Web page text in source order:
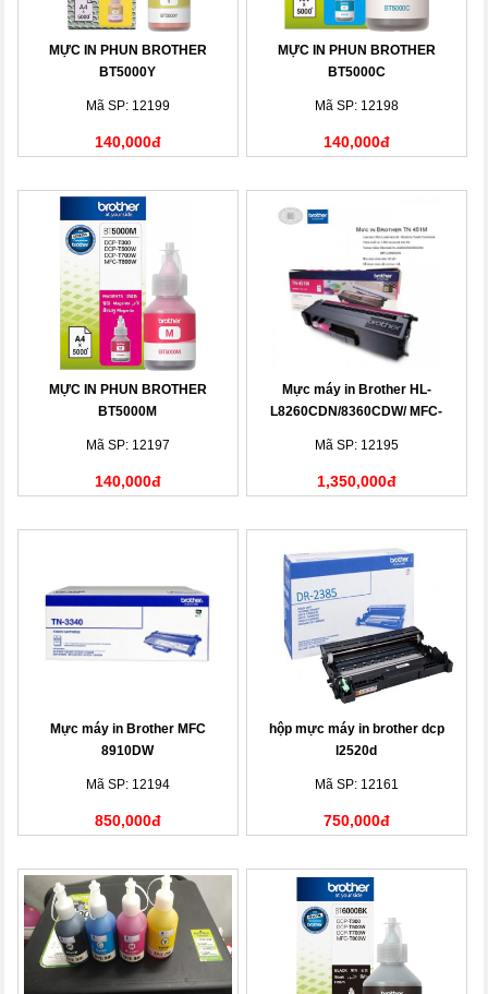
MỰC IN PHUN BROTHER
BT5000Y
Mã SP: 12199
140,000đ
MỰC IN PHUN BROTHER
BT5000C
Mã SP: 12198
140,000đ
MỰC IN PHUN BROTHER
BT5000M
Mã SP: 12197
140,000đ
Mực máy in Brother HL-
L8260CDN/8360CDW/ MFC-
Mã SP: 12195
1,350,000đ
Mực máy in Brother MFC
8910DW
Mã SP: 12194
850,000đ
hộp mực máy in brother dcp
l2520d
Mã SP: 12161
750,000đ